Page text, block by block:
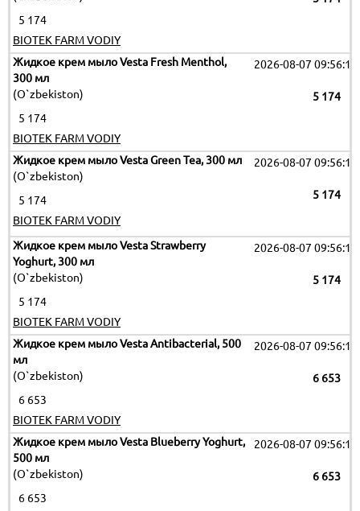
5 174
BIOTEK FARM VODIY
Жидкое крем мыло Vesta Fresh Menthol,
300 мл
(O`zbekiston)
2026-08-07 09:56:12
5 174
5 174
BIOTEK FARM VODIY
Жидкое крем мыло Vesta Green Tea, 300 мл
(O`zbekiston)
2026-08-07 09:56:12
5 174
5 174
BIOTEK FARM VODIY
Жидкое крем мыло Vesta Strawberry
Yoghurt, 300 мл
(O`zbekiston)
2026-08-07 09:56:12
5 174
5 174
BIOTEK FARM VODIY
Жидкое крем мыло Vesta Antibacterial, 500
мл
(O`zbekiston)
2026-08-07 09:56:12
6 653
6 653
BIOTEK FARM VODIY
Жидкое крем мыло Vesta Blueberry Yoghurt,
500 мл
(O`zbekiston)
2026-08-07 09:56:12
6 653
6 653